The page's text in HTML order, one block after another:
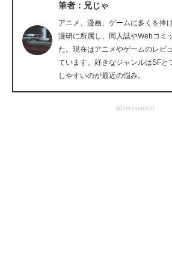
エレクトロニクス専門サイト
電子設計の基本と応用
エネルギーの専門メディア
筆者：兄じゃ
アニメ、漫画、ゲームに多くを捧
漫研に所属し、同人誌やWebコミ
た。現在はアニメやゲームのレビ
ています。好きなジャンルはSFと
しやすいのが最近の悩み。
advertisement